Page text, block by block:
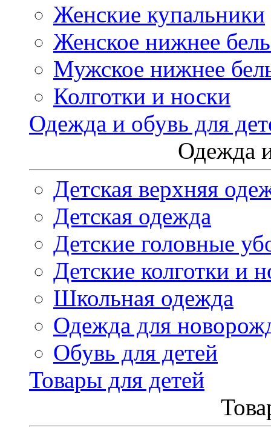
Женские купальники
Женское нижнее
Мужское нижнее
Колготки и носки
Одежда и обувь для
Одежда
Детская верхняя
Детская одежда
Детские головные
Детские колготки и
Школьная одежда
Одежда для
Обувь для детей
Товары для детей